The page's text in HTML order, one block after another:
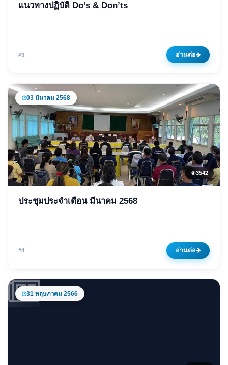
แนวทางปฏิบัติ Do’s & Don’ts
#3 อ่านต่อ
03 มีนาคม 2568
3542
2568
03 มีนาคม 2568
ประชุมประจำเดือน มีนาคม 2568
#4 อ่านต่อ
31 พฤษภาคม 2566